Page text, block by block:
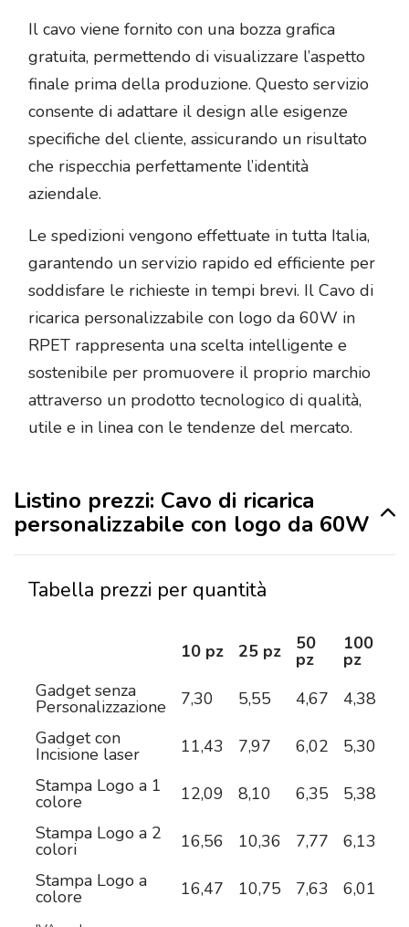
Il cavo viene fornito con una bozza grafica
gratuita, permettendo di visualizzare l’aspetto
finale prima della produzione. Questo servizio
consente di adattare il design alle esigenze
specifiche del cliente, assicurando un risultato
che rispecchia perfettamente l’identità
aziendale.
Le spedizioni vengono effettuate in tutta Italia,
garantendo un servizio rapido ed efficiente per
soddisfare le richieste in tempi brevi. Il Cavo di
ricarica personalizzabile con logo da 60W in
RPET rappresenta una scelta intelligente e
sostenibile per promuovere il proprio marchio
attraverso un prodotto tecnologico di qualità,
utile e in linea con le tendenze del mercato.
Listino prezzi: Cavo di ricarica
personalizzabile con logo da 60W
Tabella prezzi per quantità
10 pz 25 pz 50
pz
100
pz
Gadget senza
Personalizzazione 7,30 5,55 4,67 4,38
Gadget con
Incisione laser 11,43 7,97 6,02 5,30
Stampa Logo a 1
colore 12,09 8,10 6,35 5,38
Stampa Logo a 2
colori 16,56 10,36 7,77 6,13
Stampa Logo a
colore 16,47 10,75 7,63 6,01